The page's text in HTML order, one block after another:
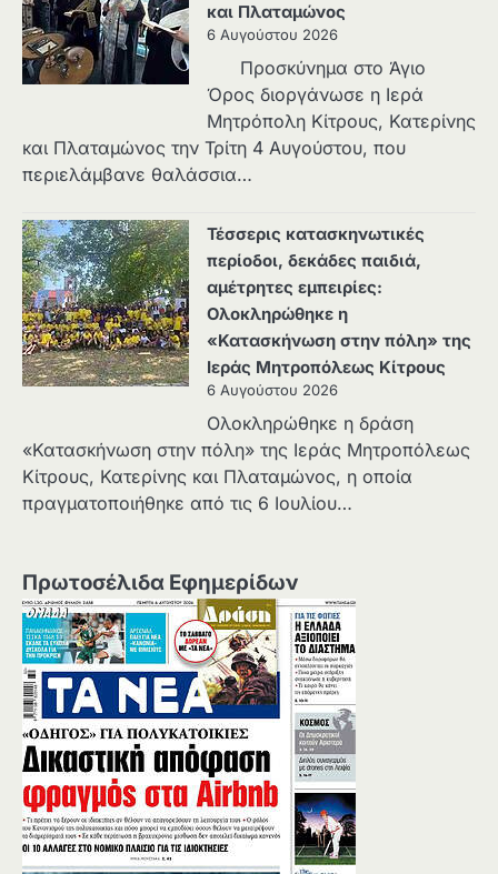
και Πλαταμώνος
6 Αυγούστου 2026
Προσκύνημα στο Άγιο
Όρος διοργάνωσε η Ιερά
Μητρόπολη Κίτρους, Κατερίνης
και Πλαταμώνος την Τρίτη 4 Αυγούστου, που
περιελάμβανε θαλάσσια…
Τέσσερις κατασκηνωτικές
περίοδοι, δεκάδες παιδιά,
αμέτρητες εμπειρίες:
Ολοκληρώθηκε η
«Κατασκήνωση στην πόλη» της
Ιεράς Μητροπόλεως Κίτρους
6 Αυγούστου 2026
Ολοκληρώθηκε η δράση
«Κατασκήνωση στην πόλη» της Ιεράς Μητροπόλεως
Κίτρους, Κατερίνης και Πλαταμώνος, η οποία
πραγματοποιήθηκε από τις 6 Ιουλίου…
Πρωτοσέλιδα Εφημερίδων